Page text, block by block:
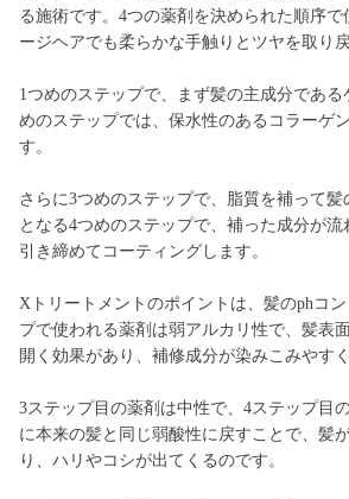
る施術です。4つの薬剤を決められた順序
ージヘアでも柔らかな手触りとツヤを取り戻
1つめのステップで、まず髪の主成分である
めのステップでは、保水性のあるコラーゲ
す。
さらに3つめのステップで、脂質を補って
となる4つめのステップで、補った成分が
引き締めてコーティングします。
Xトリートメントのポイントは、髪のphコ
プで使われる薬剤は弱アルカリ性で、髪表
開く効果があり、補修成分が染みこみやす
3ステップ目の薬剤は中性で、4ステップ目
に本来の髪と同じ弱酸性に戻すことで、髪
り、ハリやコシが出てくるのです。